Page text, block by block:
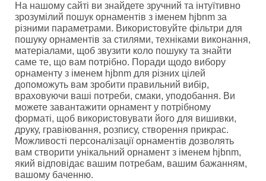
На нашому сайті ви знайдете зручний та інтуїтивно
зрозумілий пошук орнаментів з іменем hjbnm за
різними параметрами. Використовуйте фільтри для
пошуку орнаментів за стилями, техніками виконання,
матеріалами, щоб звузити коло пошуку та знайти
саме те, що вам потрібно. Поради щодо вибору
орнаменту з іменем hjbnm для різних цілей
допоможуть вам зробити правильний вибір,
враховуючи ваші потреби, смаки, уподобання. Ви
можете завантажити орнамент у потрібному
форматі, щоб використовувати його для вишивки,
друку, гравіювання, розпису, створення прикрас.
Можливості персоналізації орнаментів дозволять
вам створити унікальний орнамент з іменем hjbnm,
який відповідає вашим потребам, вашим бажанням,
вашому баченню.